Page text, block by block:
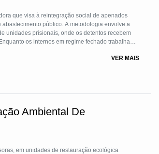
que visa à reintegração social de apenados
público. A metodologia envolve a
unidades prisionais, onde os detentos recebem
os internos em regime fechado trabalham
fornecer habilidades profissionais, o projeto
o projeto aumenta suas chances de emprego após
promovendo sua reintegração bem-
uma abordagem inovadora que unifica a
criando um impacto positivo tanto para as
VER MAIS
Ambiental De
em unidades de restauração ecológica